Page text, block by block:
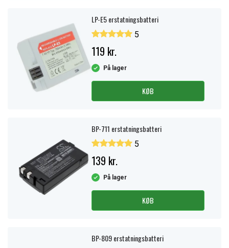
LP-E5 erstatningsbatteri
5
119 kr.
På lager
KØB
BP-711 erstatningsbatteri
5
139 kr.
På lager
KØB
BP-809 erstatningsbatteri